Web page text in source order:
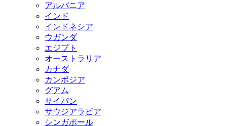
アルバニア
インド
インドネシア
ウガンダ
エジプト
オーストラリア
カナダ
カンボジア
グアム
サイパン
サウジアラビア
シンガポール